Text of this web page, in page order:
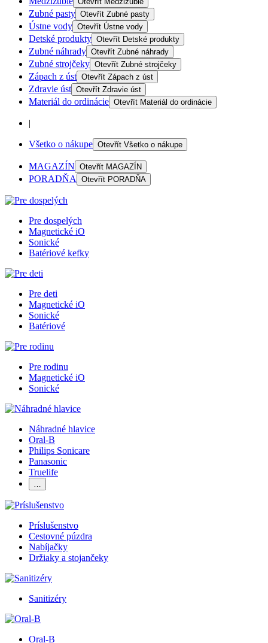
Zubné pasty Otevřít Zubné pasty
Ústne vody Otevřít Ústne vody
Detské produkty Otevřít Detské produkty
Zubné náhrady Otevřít Zubné náhrady
Zubné strojčeky Otevřít Zubné strojčeky
Zápach z úst Otevřít Zápach z úst
Zdravie úst Otevřít Zdravie úst
Materiál do ordinácie Otevřít Materiál do ordinácie
|
Všetko o nákupe Otevřít Všetko o nákupe
MAGAZÍN Otevřít MAGAZÍN
PORADŇA Otevřít PORADŇA
Pre dospelých
Magnetické iO
Sonické
Batériové kefky
Pre deti
Magnetické iO
Sonické
Batériové
Pre rodinu
Magnetické iO
Sonické
Náhradné hlavice
Oral-B
Philips Sonicare
Panasonic
Truelife
…
Príslušenstvo
Cestovné púzdra
Nabíjačky
Držiaky a stojančeky
Sanitizéry
Oral-B